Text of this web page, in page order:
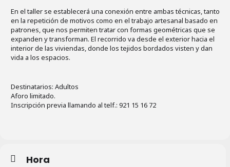
En el taller se establecerá una conexión entre ambas técnicas, tanto
en la repetición de motivos como en el trabajo artesanal basado en
patrones, que nos permiten tratar con formas geométricas que se
expanden y transforman. El recorrido va desde el exterior hacia el
interior de las viviendas, donde los tejidos bordados visten y dan
vida a los espacios.
Destinatarios: Adultos
Aforo limitado.
Inscripción previa llamando al telf.: 921 15 16 72
Hora